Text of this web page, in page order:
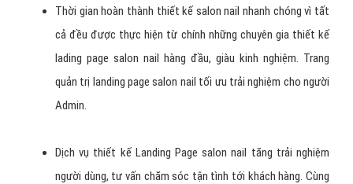
Thời gian hoàn thành thiết kế salon nail nhanh chóng vì tất
cả đều được thực hiện từ chính những chuyên gia thiết kế
lading page salon nail hàng đầu, giàu kinh nghiệm. Trang
quản trị landing page salon nail tối ưu trải nghiệm cho người
Admin.
Dịch vụ thiết kế Landing Page salon nail tăng trải nghiệm
người dùng, tư vấn chăm sóc tận tình tới khách hàng. Cùng